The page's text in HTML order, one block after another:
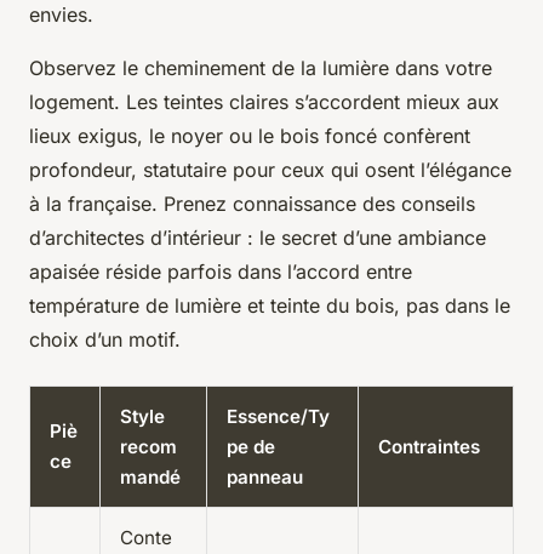
envies.
Observez le cheminement de la lumière dans votre
logement. Les teintes claires s’accordent mieux aux
lieux exigus, le noyer ou le bois foncé confèrent
profondeur, statutaire pour ceux qui osent l’élégance
à la française. Prenez connaissance des conseils
d’architectes d’intérieur : le secret d’une ambiance
apaisée réside parfois dans l’accord entre
température de lumière et teinte du bois, pas dans le
choix d’un motif.
Piè
ce
Style
recom
mandé
Essence/Ty
pe de
panneau
Contraintes
Conte